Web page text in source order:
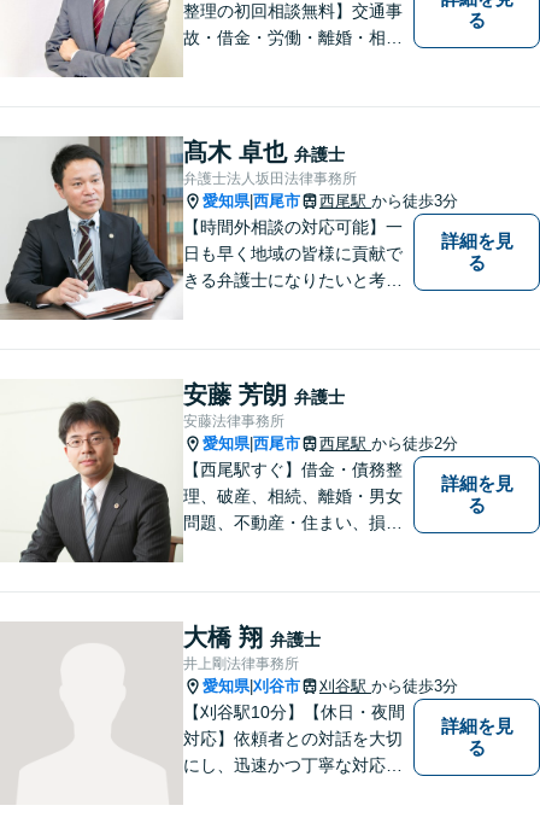
整理の初回相談無料】交通事
故・借金・労働・離婚・相続
町、東浦町、美浜町、南知多
町などでお困りの方がいまし
たらすぐにご相談ください。
る
髙木 卓也 弁護士
弁護士法人坂田法律事務所
愛知県|西尾市 西尾駅 から徒歩3分
【時間外相談の対応可能】一
日も早く地域の皆様に貢献で
きる弁護士になりたいと考え
ださい
詳細を見
る
安藤 芳朗 弁護士
安藤法律事務所
愛知県|西尾市 西尾駅 から徒歩2分
【西尾駅すぐ】借金・債務整
理、破産、相続、離婚・男女
問題、不動産・住まい、損害
詳細を見
る
大橋 翔 弁護士
井上剛法律事務所
愛知県|刈谷市 刈谷駅 から徒歩3分
【刈谷駅10分】【休日・夜間
対応】依頼者との対話を大切
にし、迅速かつ丁寧な対応を
詳細を見
る